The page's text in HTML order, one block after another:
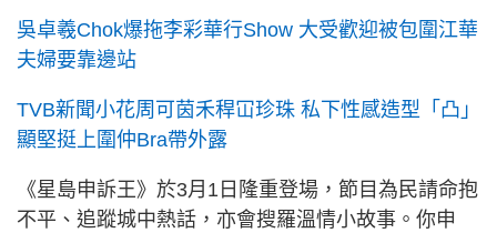
吳卓羲Chok爆拖李彩華行Show 大受歡迎被包圍江華
夫婦要靠邊站
TVB新聞小花周可茵禾稈冚珍珠 私下性感造型「凸」
顯堅挺上圍仲Bra帶外露
《星島申訴王》於3月1日隆重登場，節目為民請命抱
不平、追蹤城中熱話，亦會搜羅溫情小故事。你申